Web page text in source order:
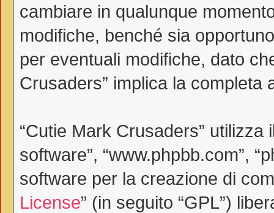
cambiare in qualunque
modifiche, benché sia
per eventuali modifiche, dato
Crusaders” implica la completa
“Cutie Mark Crusaders” utilizza
software”, “www.phpbb.com”,
software per la creazione di
License” (in seguito “GPL”)